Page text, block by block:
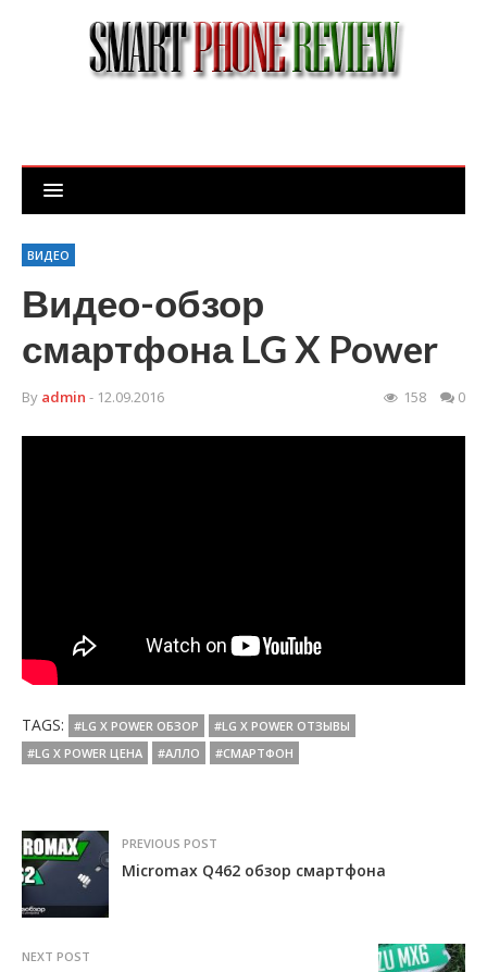
ВИДЕО
Видео-обзор
смартфона LG X Power
By admin - 12.09.2016 158 0
TAGS: #LG X POWER ОБЗОР
#LG X POWER ОТЗЫВЫ
#LG X POWER ЦЕНА
#АЛЛО #СМАРТФОН
PREVIOUS POST
Micromax Q462 обзор смартфона
NEXT POST